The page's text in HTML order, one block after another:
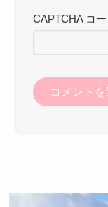
CAPTCHA コー